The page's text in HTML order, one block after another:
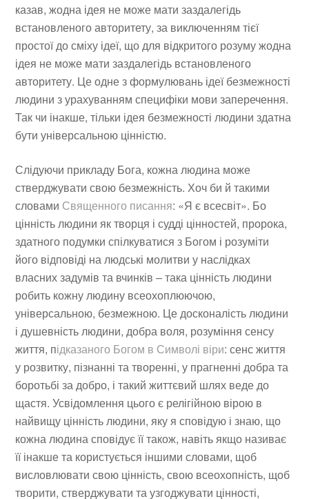
казав, жодна ідея не може мати заздалегідь
встановленого авторитету, за виключенням тієї
простої до сміху ідеї, що для відкритого розуму жодна
ідея не може мати заздалегідь встановленого
авторитету. Це одне з формулювань ідеї безмежності
людини з урахуванням специфіки мови заперечення.
Так чи інакше, тільки ідея безмежності людини здатна
бути універсальною цінністю.
Слідуючи прикладу Бога, кожна людина може
стверджувати свою безмежність. Хоч би й такими
словами Священного писання: «Я є всесвіт». Бо
цінність людини як творця і судді цінностей, пророка,
здатного подумки спілкуватися з Богом і розуміти
його відповіді на людські молитви у наслідках
власних задумів та вчинків – така цінність людини
робить кожну людину всеохоплюючою,
універсальною, безмежною. Це досконалість людини
і душевність людини, добра воля, розуміння сенсу
життя, підказаного Богом в Символі віри: сенс життя
у розвитку, пізнанні та творенні, у прагненні добра та
боротьбі за добро, і такий життєвий шлях веде до
щастя. Усвідомлення цього є релігійною вірою в
найвищу цінність людини, яку я сповідую і знаю, що
кожна людина сповідує її також, навіть якщо називає
її інакше та користується іншими словами, щоб
висловлювати свою цінність, свою всеохопність, щоб
творити, стверджувати та узгоджувати цінності,